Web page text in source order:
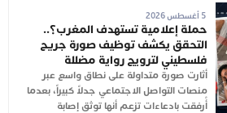
5 أغسطس 2026
حملة إعلامية تستهدف المغرب؟..
التحقق يكشف توظيف صورة جريح
فلسطيني لترويج رواية مضللة
أثارت صورة متداولة على نطاق واسع عبر
منصات التواصل الاجتماعي جدلاً كبيراً، بعدما
أُرفقت بادعاءات تزعم أنها توثق إصابة